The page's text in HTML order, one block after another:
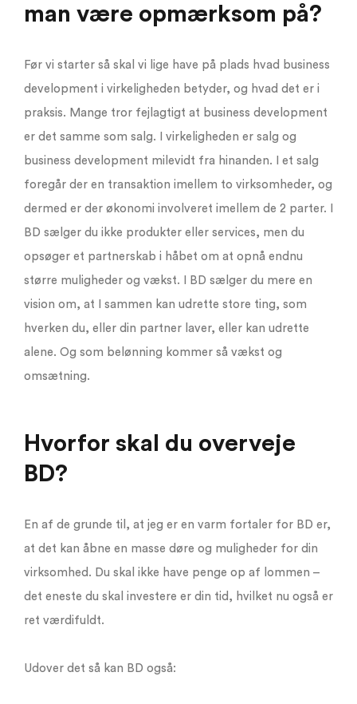
man være opmærksom på?
Før vi starter så skal vi lige have på plads hvad business
development i virkeligheden betyder, og hvad det er i
praksis. Mange tror fejlagtigt at business development
er det samme som salg. I virkeligheden er salg og
business development milevidt fra hinanden. I et salg
foregår der en transaktion imellem to virksomheder, og
dermed er der økonomi involveret imellem de 2 parter. I
BD sælger du ikke produkter eller services, men du
opsøger et partnerskab i håbet om at opnå endnu
større muligheder og vækst. I BD sælger du mere en
vision om, at I sammen kan udrette store ting, som
hverken du, eller din partner laver, eller kan udrette
alene. Og som belønning kommer så vækst og
omsætning.
Hvorfor skal du overveje
BD?
En af de grunde til, at jeg er en varm fortaler for BD er,
at det kan åbne en masse døre og muligheder for din
virksomhed. Du skal ikke have penge op af lommen –
det eneste du skal investere er din tid, hvilket nu også er
ret værdifuldt.
Udover det så kan BD også: